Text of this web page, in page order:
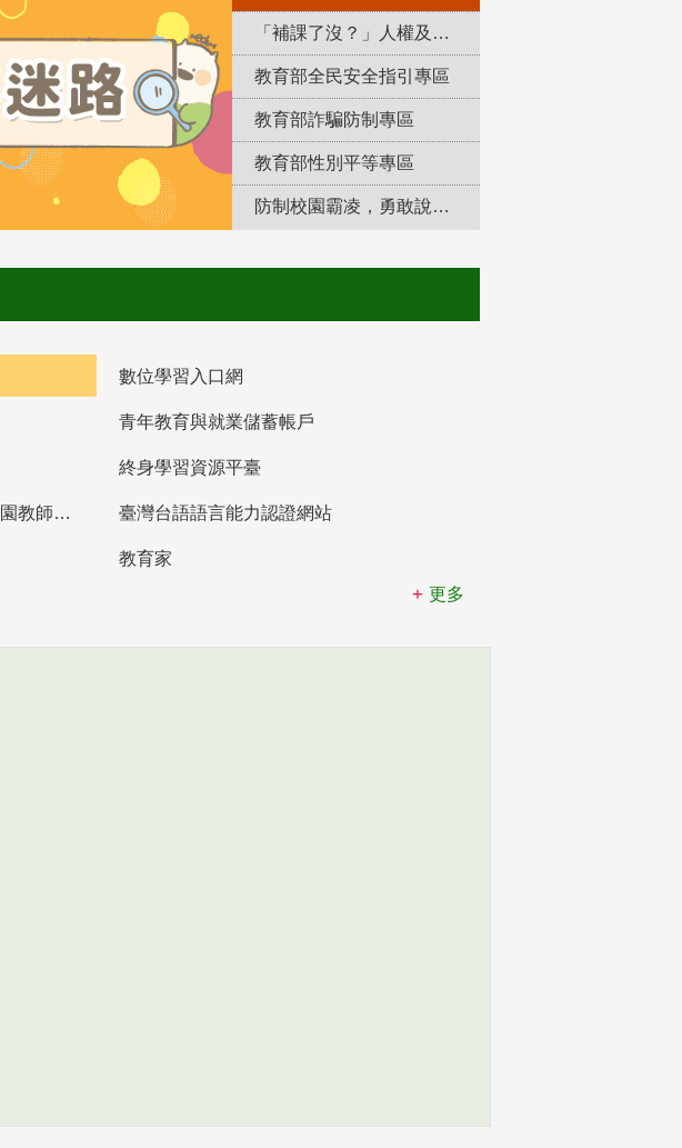
「補課了沒？」人權及轉型正義教育專區
教育部全民安全指引專區
教育部詐騙防制專區
教育部性別平等專區
防制校園霸凌，勇敢說出來！
數位學習入口網
青年教育與就業儲蓄帳戶
終身學習資源平臺
教育部高中等以下學校及幼兒園教師資格檢定考試 臺灣台語語言能力認證網站
教育家
更多